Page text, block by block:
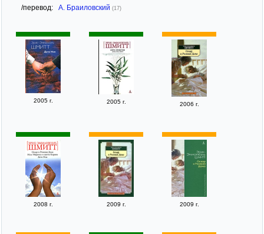
/перевод: А. Браиловский (17)
2005 г. 2005 г. 2006 г.
2008 г. 2009 г. 2009 г.